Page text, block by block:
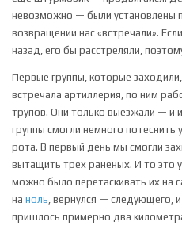
невозможно — были установлены
возвращении нас «встречали».
назад, его бы расстреляли,
Первые группы, которые
встречала артиллерия, по ним
трупов. Они только выезжали — и
группы смогли немного потеснить
рота. В первый день мы смогли
вытащить трех раненых. И то это
можно было перетаскивать их на
на ноль, вернулся — следующего,
пришлось примерно два